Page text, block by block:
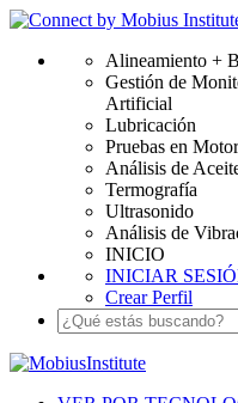
Alineamiento +
Gestión de
Artificial
Lubricación
Pruebas en
Análisis de
Termografía
Ultrasonido
Análisis de
INICIO
INICIAR
Crear Perfil